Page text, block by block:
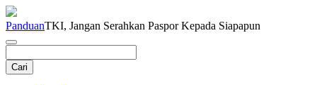
PanduanTKI, Jangan Serahkan Paspor Kepada Siapapun